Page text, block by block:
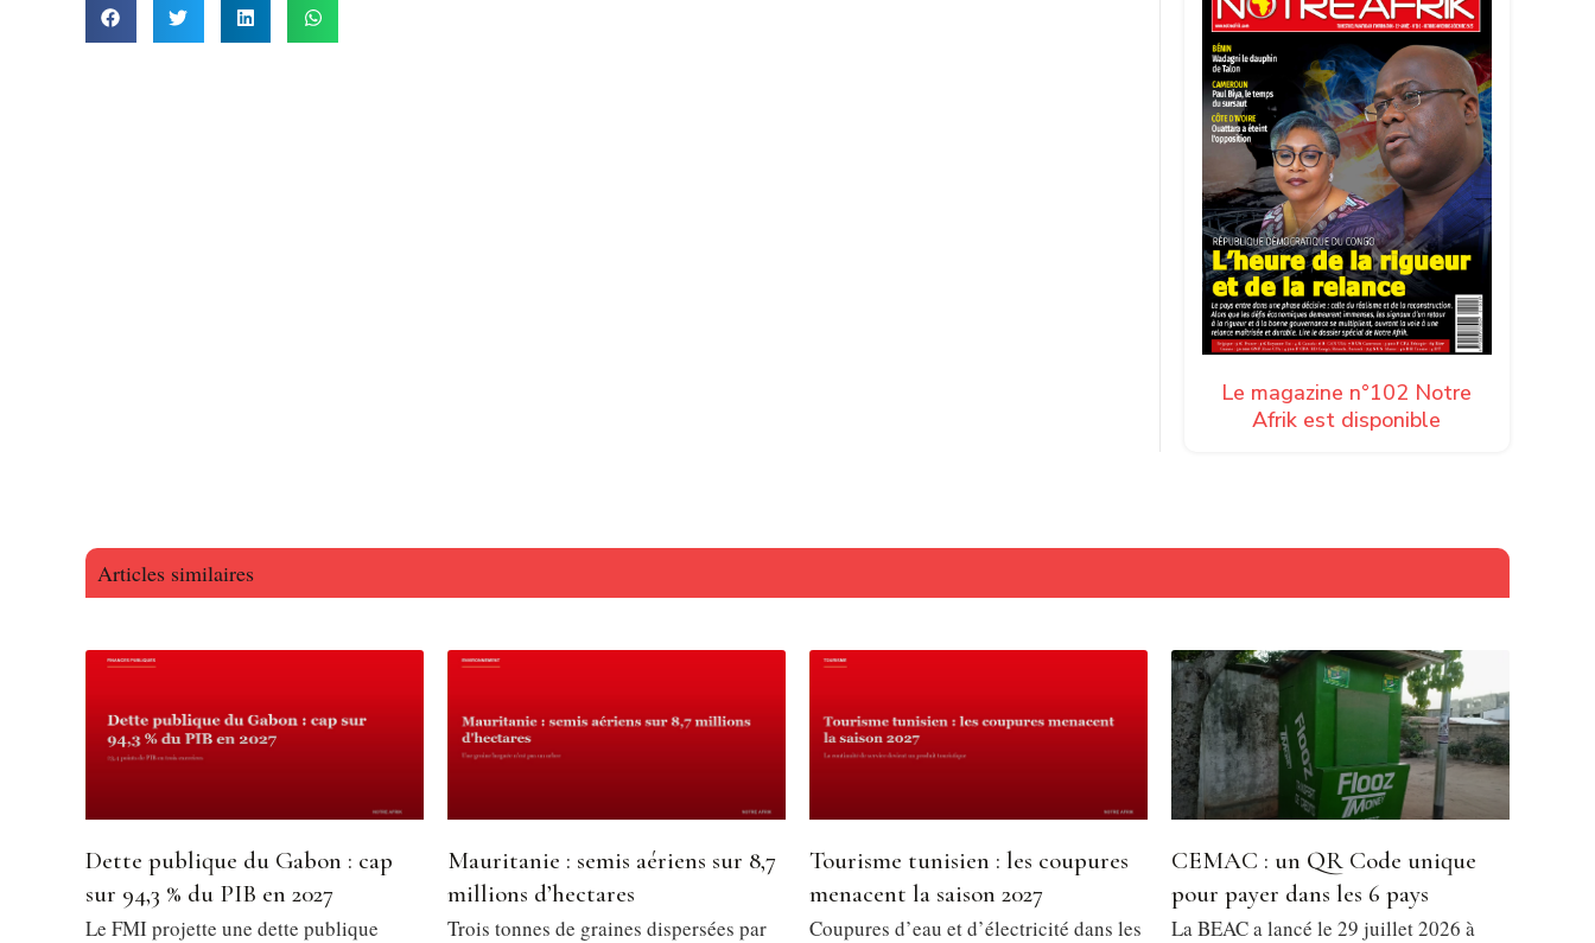
Le magazine n°102 Notre
Afrik est disponible
Articles similaires
Dette publique du Gabon : cap
sur 94,3 % du PIB en 2027
Le FMI projette une dette publique
Mauritanie : semis aériens sur 8,7
millions d’hectares
Trois tonnes de graines dispersées par
Tourisme tunisien : les coupures
menacent la saison 2027
Coupures d’eau et d’électricité dans les
CEMAC : un QR Code unique
pour payer dans les 6 pays
La BEAC a lancé le 29 juillet 2026 à